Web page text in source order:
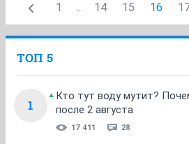
1 ... 14 15 16
ТОП 5
1
Кто тут воду мутит?
после 2 августа
17 411 28